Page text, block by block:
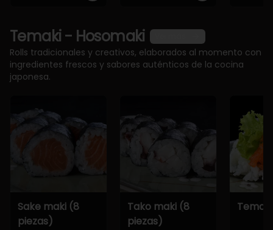
Temaki - Hosomaki
Rolls tradicionales y creativos, elaborados al momento con
ingredientes frescos y sabores auténticos de la cocina
japonesa.
Sake maki (8
piezas)
Tako maki (8
piezas)